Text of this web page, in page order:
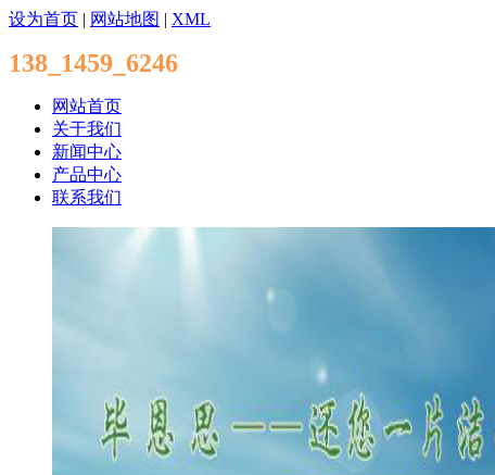
设为首页 | 网站地图 | XML
138_1459_6246
网站首页
关于我们
新闻中心
产品中心
联系我们